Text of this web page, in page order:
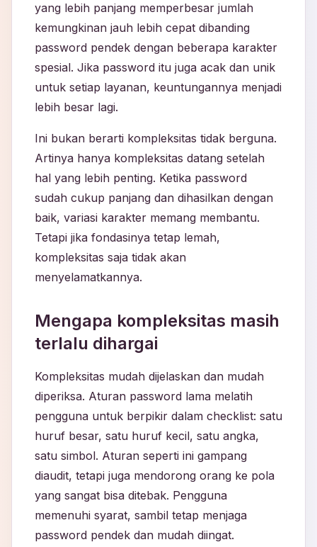
yang lebih panjang memperbesar jumlah
kemungkinan jauh lebih cepat dibanding
password pendek dengan beberapa karakter
spesial. Jika password itu juga acak dan unik
untuk setiap layanan, keuntungannya menjadi
lebih besar lagi.
Ini bukan berarti kompleksitas tidak berguna.
Artinya hanya kompleksitas datang setelah
hal yang lebih penting. Ketika password
sudah cukup panjang dan dihasilkan dengan
baik, variasi karakter memang membantu.
Tetapi jika fondasinya tetap lemah,
kompleksitas saja tidak akan
menyelamatkannya.
Mengapa kompleksitas masih
terlalu dihargai
Kompleksitas mudah dijelaskan dan mudah
diperiksa. Aturan password lama melatih
pengguna untuk berpikir dalam checklist: satu
huruf besar, satu huruf kecil, satu angka,
satu simbol. Aturan seperti ini gampang
diaudit, tetapi juga mendorong orang ke pola
yang sangat bisa ditebak. Pengguna
memenuhi syarat, sambil tetap menjaga
password pendek dan mudah diingat.